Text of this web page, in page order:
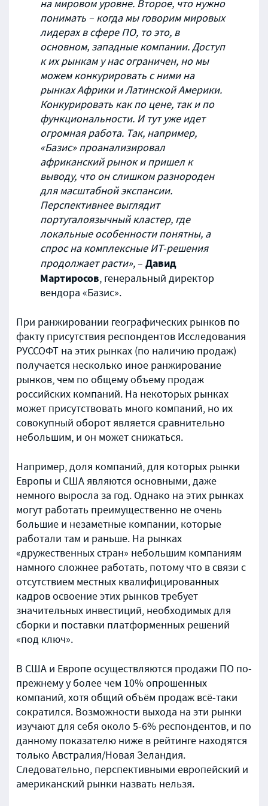
на мировом уровне. Второе, что нужно
понимать – когда мы говорим мировых
лидерах в сфере ПО, то это, в
основном, западные компании. Доступ
к их рынкам у нас ограничен, но мы
можем конкурировать с ними на
рынках Африки и Латинской Америки.
Конкурировать как по цене, так и по
функциональности. И тут уже идет
огромная работа. Так, например,
«Базис» проанализировал
африканский рынок и пришел к
выводу, что он слишком разнороден
для масштабной экспансии.
Перспективнее выглядит
португалоязычный кластер, где
локальные особенности понятны, а
спрос на комплексные ИТ-решения
продолжает расти»,– Давид
Мартиросов, генеральный директор
вендора «Базис».
При ранжировании географических рынков по
факту присутствия респондентов Исследования
РУССОФТ на этих рынках (по наличию продаж)
получается несколько иное ранжирование
рынков, чем по общему объему продаж
российских компаний. На некоторых рынках
может присутствовать много компаний, но их
совокупный оборот является сравнительно
небольшим, и он может снижаться.
Например, доля компаний, для которых рынки
Европы и США являются основными, даже
немного выросла за год. Однако на этих рынках
могут работать преимущественно не очень
большие и незаметные компании, которые
работали там и раньше. На рынках
«дружественных стран» небольшим компаниям
намного сложнее работать, потому что в связи с
отсутствием местных квалифицированных
кадров освоение этих рынков требует
значительных инвестиций, необходимых для
сборки и поставки платформенных решений
«под ключ».
В США и Европе осуществляются продажи ПО по-
прежнему у более чем 10% опрошенных
компаний, хотя общий объём продаж всё-таки
сократился. Возможности выхода на эти рынки
изучают для себя около 5-6% респондентов, и по
данному показателю ниже в рейтинге находятся
только Австралия/Новая Зеландия.
Следовательно, перспективными европейский и
американский рынки назвать нельзя.